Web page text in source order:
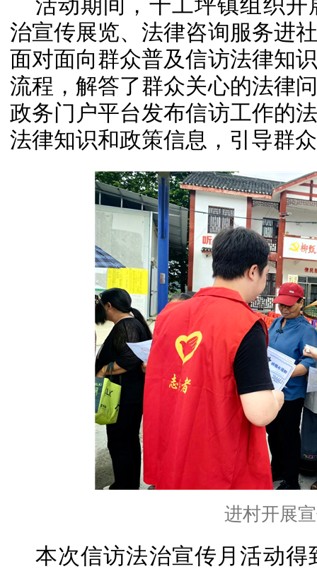
活动期间，千工坪镇组织
治宣传展览、法律咨询服务进
面对面向群众普及信访法律知
流程，解答了群众关心的法律
政务门户平台发布信访工作的
法律知识和政策信息，引导群
进村开展
本次信访法治宣传月活动